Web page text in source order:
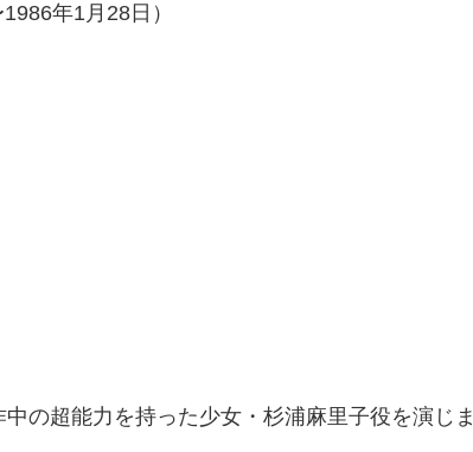
年1月28日）
の超能力を持った少女・杉浦麻里子役を演じま